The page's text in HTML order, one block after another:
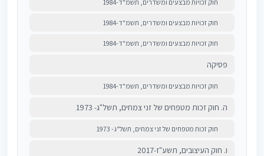
חוק זכויות מבצעים ומשדרים, תשמ"ד-1984
חוק זכויות מבצעים ומשדרים, תשמ"ד-1984
חוק זכויות מבצעים ומשדרים, תשמ"ד-1984
פסיקה
חוק זכויות מבצעים ומשדרים, תשמ"ד-1984
ה. חוק זכות מטפחים של זני צמחים, תשל"ג- 1973
חוק זכות מטפחים של זני צמחים, תשל"ג- 1973
ו. חוק העיצובים, תשע"ז-2017